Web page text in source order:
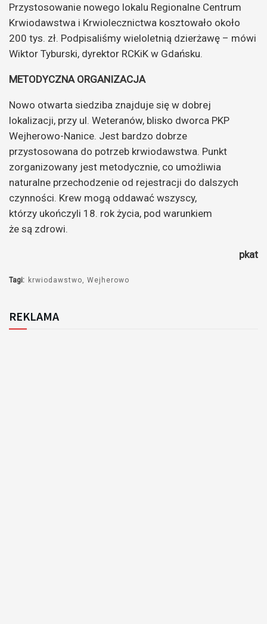
Przystosowanie nowego lokalu Regionalne Centrum
Krwiodawstwa i Krwiolecznictwa kosztowało około
200 tys. zł. Podpisaliśmy wieloletnią dzierżawę – mówi
Wiktor Tyburski, dyrektor RCKiK w Gdańsku.
METODYCZNA ORGANIZACJA
Nowo otwarta siedziba znajduje się w dobrej
lokalizacji, przy ul. Weteranów, blisko dworca PKP
Wejherowo-Nanice. Jest bardzo dobrze
przystosowana do potrzeb krwiodawstwa. Punkt
zorganizowany jest metodycznie, co umożliwia
naturalne przechodzenie od rejestracji do dalszych
czynności. Krew mogą oddawać wszyscy,
którzy ukończyli 18. rok życia, pod warunkiem
że są zdrowi.
pkat
Tagi: krwiodawstwo Wejherowo
REKLAMA